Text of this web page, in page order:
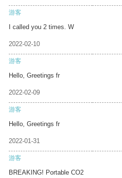
游客
I called you 2 times. W
2022-02-10
游客
Hello, Greetings fr
2022-02-09
游客
Hello, Greetings fr
2022-01-31
游客
BREAKING! Portable CO2